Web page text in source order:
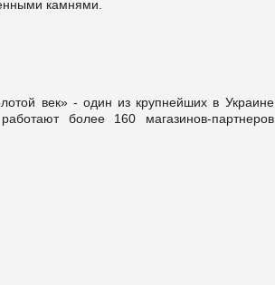
камнями.
век» - один из крупнейших в Украине
более 160 магазинов-партнеров